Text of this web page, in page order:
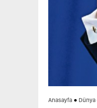
Anasayfa Dünya